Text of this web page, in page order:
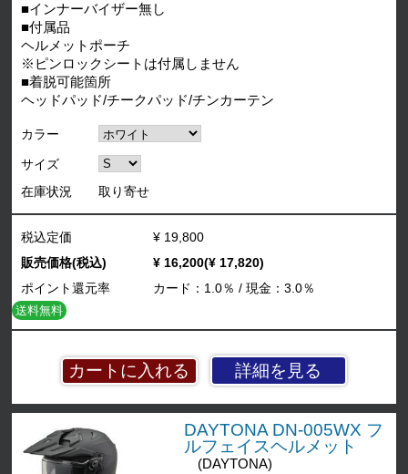
■インナーバイザー無し
■付属品
ヘルメットポーチ
※ピンロックシートは付属しません
■着脱可能箇所
ヘッドパッド/チークパッド/チンカーテン
カラー
サイズ
在庫状況
取り寄せ
詳細を見る
税込定価
¥ 19,800
販売価格(税込)
¥ 16,200(¥ 17,820)
ポイント還元率
カード：1.0％ / 現金：3.0％
送料無料
DAYTONA DN-005WX フ
ルフェイスヘルメット
(DAYTONA)